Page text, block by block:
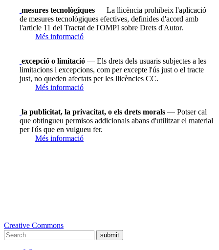
mesures tecnològiques — La llicència prohibeix l'aplicació
de mesures tecnològiques efectives, definides d'acord amb
l'article 11 del Tractat de l'OMPI sobre Drets d'Autor.
Més informació
excepció o limitació — Els drets dels usuaris subjectes a les
limitacions i excepcions, com per excepte l'ús just o el tracte
just, no queden afectats per les llicències CC.
Més informació
la publicitat, la privacitat, o els drets morals — Potser cal
que obtingueu permisos addicionals abans d'utilitzar el material
per l'ús que en vulgueu fer.
Més informació
Creative Commons
submit